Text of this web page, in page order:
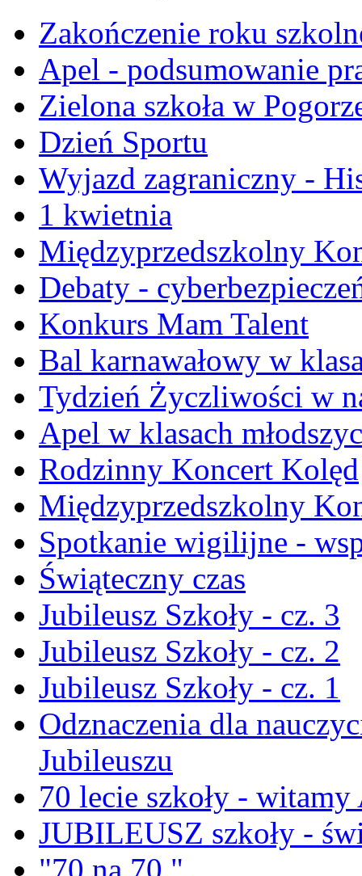
Zakończenie roku
Apel - podsumowanie
Zielona szkoła w
Dzień Sportu
Wyjazd zagraniczny -
1 kwietnia
Międzyprzedszkolny
Debaty -
Konkurs Mam Talent
Bal karnawałowy w
Tydzień Życzliwości w
Apel w klasach
Rodzinny Koncert Kolęd
Międzyprzedszkolny
Spotkanie wigilijne -
Świąteczny czas
Jubileusz Szkoły - cz. 3
Jubileusz Szkoły - cz. 2
Jubileusz Szkoły - cz. 1
Odznaczenia dla
Jubileuszu
70 lecie szkoły -
JUBILEUSZ szkoły -